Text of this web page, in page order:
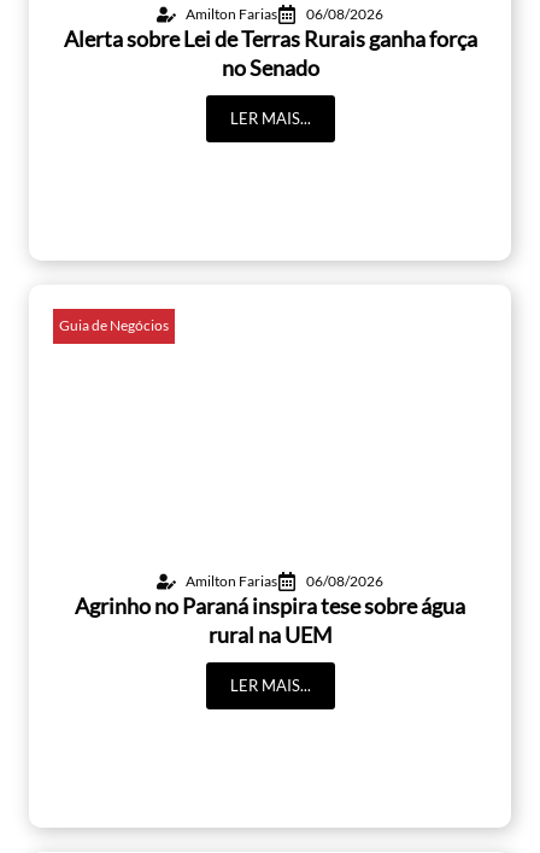
Amilton Farias 06/08/2026
Alerta sobre Lei de Terras Rurais ganha força
no Senado
LER MAIS...
Guia de Negócios
Amilton Farias 06/08/2026
Agrinho no Paraná inspira tese sobre água
rural na UEM
LER MAIS...